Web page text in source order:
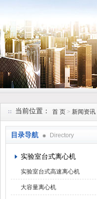
当前位置： 首 页 > 新闻资讯
目录导航 Directory
实验室台式离心机
实验室台式高速离心机
大容量离心机